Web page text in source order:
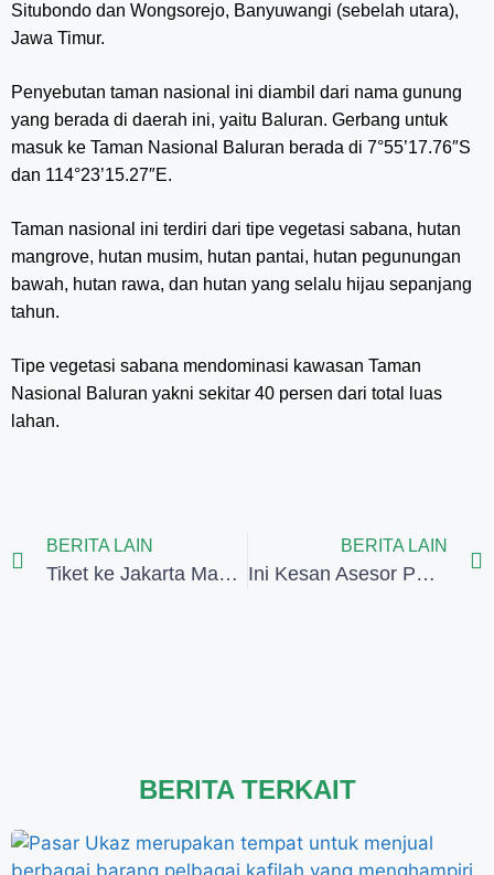
Situbondo dan Wongsorejo, Banyuwangi (sebelah utara),
Jawa Timur.
Penyebutan taman nasional ini diambil dari nama gunung
yang berada di daerah ini, yaitu Baluran. Gerbang untuk
masuk ke Taman Nasional Baluran berada di 7°55’17.76″S
dan 114°23’15.27″E.
Taman nasional ini terdiri dari tipe vegetasi sabana, hutan
mangrove, hutan musim, hutan pantai, hutan pegunungan
bawah, hutan rawa, dan hutan yang selalu hijau sepanjang
tahun.
Tipe vegetasi sabana mendominasi kawasan Taman
Nasional Baluran yakni sekitar 40 persen dari total luas
lahan.
BERITA LAIN
Tiket ke Jakarta Mahal, Warga Aceh Lebih Memilih Transit ke Malaysia
BERITA LAIN
Ini Kesan Asesor PBB Mengunjungi Wisata Banyuwangi. Simak Yuk
BERITA TERKAIT